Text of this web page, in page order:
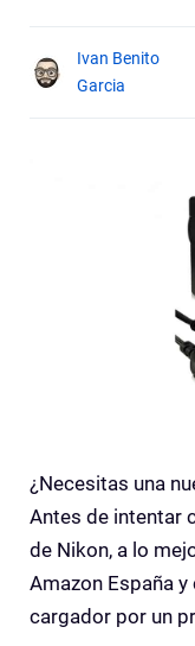
Ivan Benito
Garcia
¿Necesitas una
Antes de intentar
de Nikon, a lo
Amazon España
cargador por un